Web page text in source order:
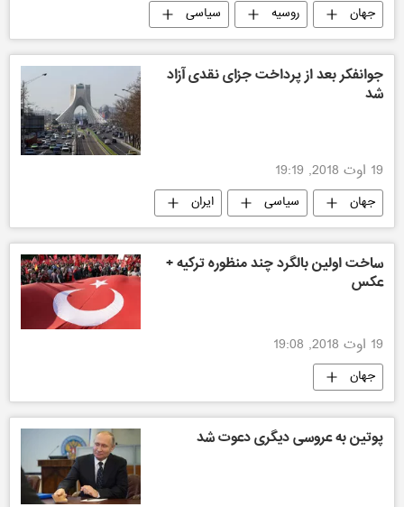
جهان روسیه
سیاسی
ایران
آمریکا
جوانفکر بعد از پرداخت جزای نقدی آزاد
شد
19 اوت 2018, 19:19
جهان سیاسی ایران
ساخت اولین بالگرد چند منظوره ترکیه +
عکس
19 اوت 2018, 19:08
جهان
پوتین به عروسی دیگری دعوت شد